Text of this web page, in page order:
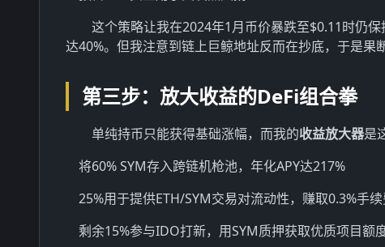
这个策略让我在2024年1月币价暴跌至$0.11时仍
达40%。但我注意到链上巨鲸地址反而在抄底，于是
第三步：放大收益的DeFi组合拳
单纯持币只能获得基础涨幅，而我的收益放大器是
将60% SYM存入跨链机枪池，年化APY达217%
25%用于提供ETH/SYM交易对流动性，赚取0.3%手
剩余15%参与IDO打新，用SYM质押获取优质项目额